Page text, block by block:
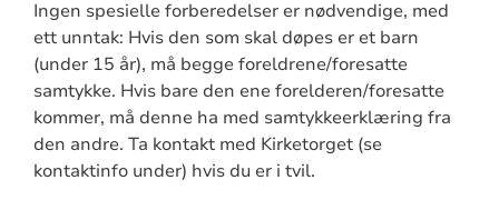
Ingen spesielle forberedelser er nødvendige, med
ett unntak: Hvis den som skal døpes er et barn
(under 15 år), må begge foreldrene/foresatte
samtykke. Hvis bare den ene forelderen/foresatte
kommer, må denne ha med samtykkeerklæring fra
den andre. Ta kontakt med Kirketorget (se
kontaktinfo under) hvis du er i tvil.